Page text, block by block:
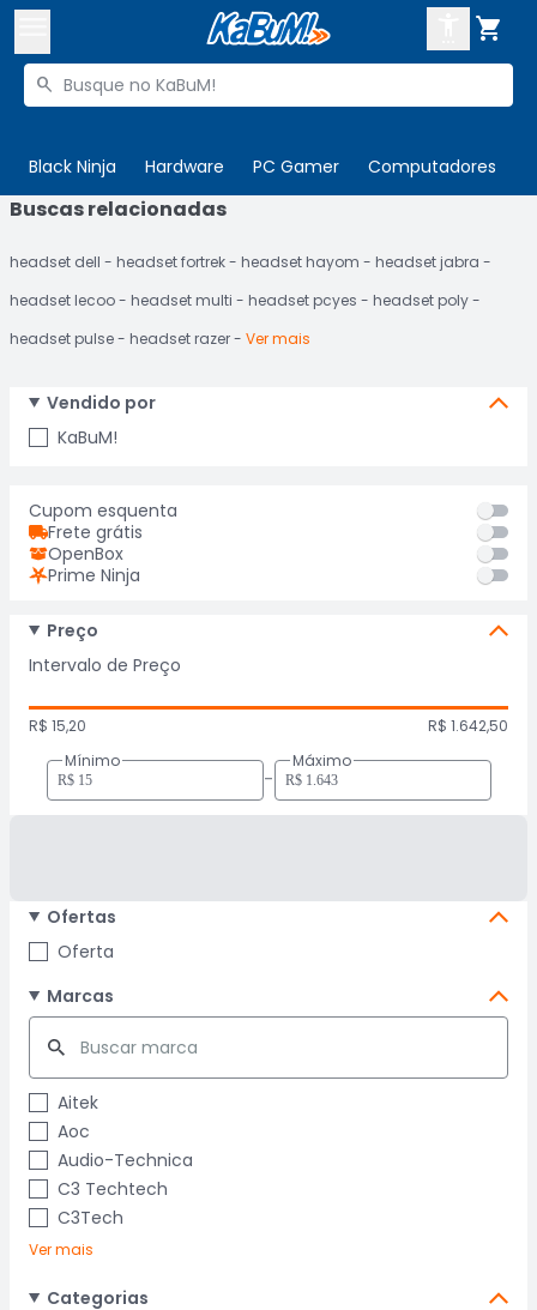

Buscar produtos

Black Ninja Hardware PC Gamer Computadores

 Departamentos
Cupons
 Ativar tradutor em libras
ENTRE
CADASTRE-SE
Buscas relacionadas
headset dell headset fortrek headset hayom
headset jabra
headset lecoo
headset multi headset pcyes
headset poly
headset pulse
headset razer Ver mais
Vendido por
KaBuM!
Cupom esquenta
Frete grátis
OpenBox
Prime Ninja
Preço
Intervalo de Preço
R$ 15,20
R$ 1.642,50
Mínimo
-
Máximo
Ofertas
Oferta
Marcas
Aitek
Aoc
Audio-Technica
C3 Techtech
C3Tech
Ver mais
Categorias